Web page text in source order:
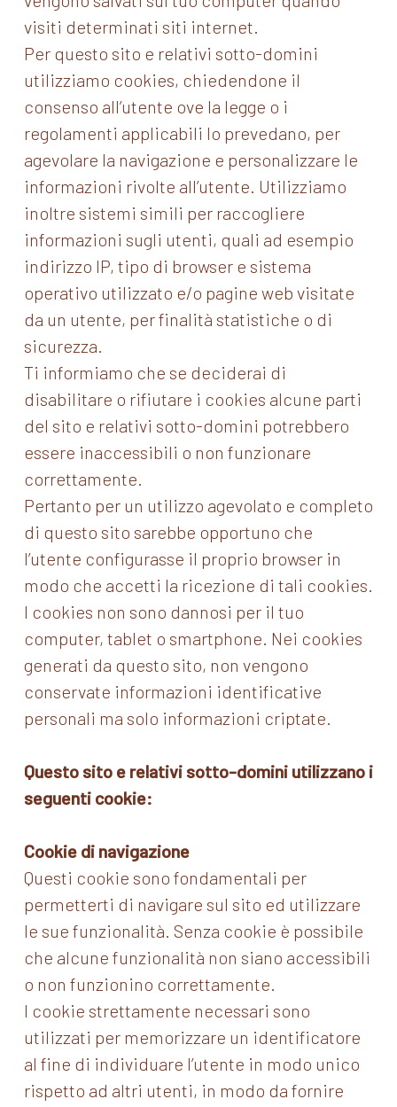
visiti determinati siti internet.
Per questo sito e relativi sotto-domini
utilizziamo cookies, chiedendone il
consenso all’utente ove la legge o i
regolamenti applicabili lo prevedano, per
agevolare la navigazione e personalizzare le
informazioni rivolte all’utente. Utilizziamo
inoltre sistemi simili per raccogliere
informazioni sugli utenti, quali ad esempio
indirizzo IP, tipo di browser e sistema
operativo utilizzato e/o pagine web visitate
da un utente, per finalità statistiche o di
sicurezza.
Ti informiamo che se deciderai di
disabilitare o rifiutare i cookies alcune parti
del sito e relativi sotto-domini potrebbero
essere inaccessibili o non funzionare
correttamente.
Pertanto per un utilizzo agevolato e completo
di questo sito sarebbe opportuno che
l’utente configurasse il proprio browser in
modo che accetti la ricezione di tali cookies.
I cookies non sono dannosi per il tuo
computer, tablet o smartphone. Nei cookies
generati da questo sito, non vengono
conservate informazioni identificative
personali ma solo informazioni criptate.
Questo sito e relativi sotto-domini utilizzano i
seguenti cookie:
Cookie di navigazione
Questi cookie sono fondamentali per
permetterti di navigare sul sito ed utilizzare
le sue funzionalità. Senza cookie è possibile
che alcune funzionalità non siano accessibili
o non funzionino correttamente.
I cookie strettamente necessari sono
utilizzati per memorizzare un identificatore
al fine di individuare l’utente in modo unico
rispetto ad altri utenti, in modo da fornire